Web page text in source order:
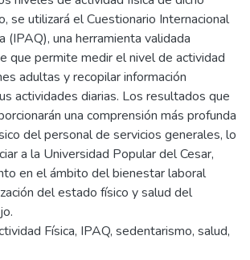
se utilizará el Cuestionario Internacional
(IPAQ), una herramienta validada
que permite medir el nivel de actividad
adultas y recopilar información
actividades diarias. Los resultados que
una comprensión más profunda
del personal de servicios generales, lo
a la Universidad Popular del Cesar,
en el ámbito del bienestar laboral
del estado físico y salud del
Física, IPAQ, sedentarismo, salud,